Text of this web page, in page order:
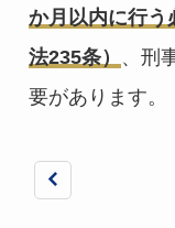
か月以内に行う
法235条） 、刑
要があります。